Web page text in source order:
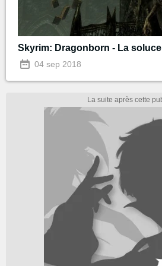
Skyrim: Dragonborn - La soluce
04 sep 2018